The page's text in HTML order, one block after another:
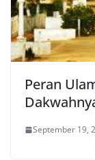
Peran
September 19,